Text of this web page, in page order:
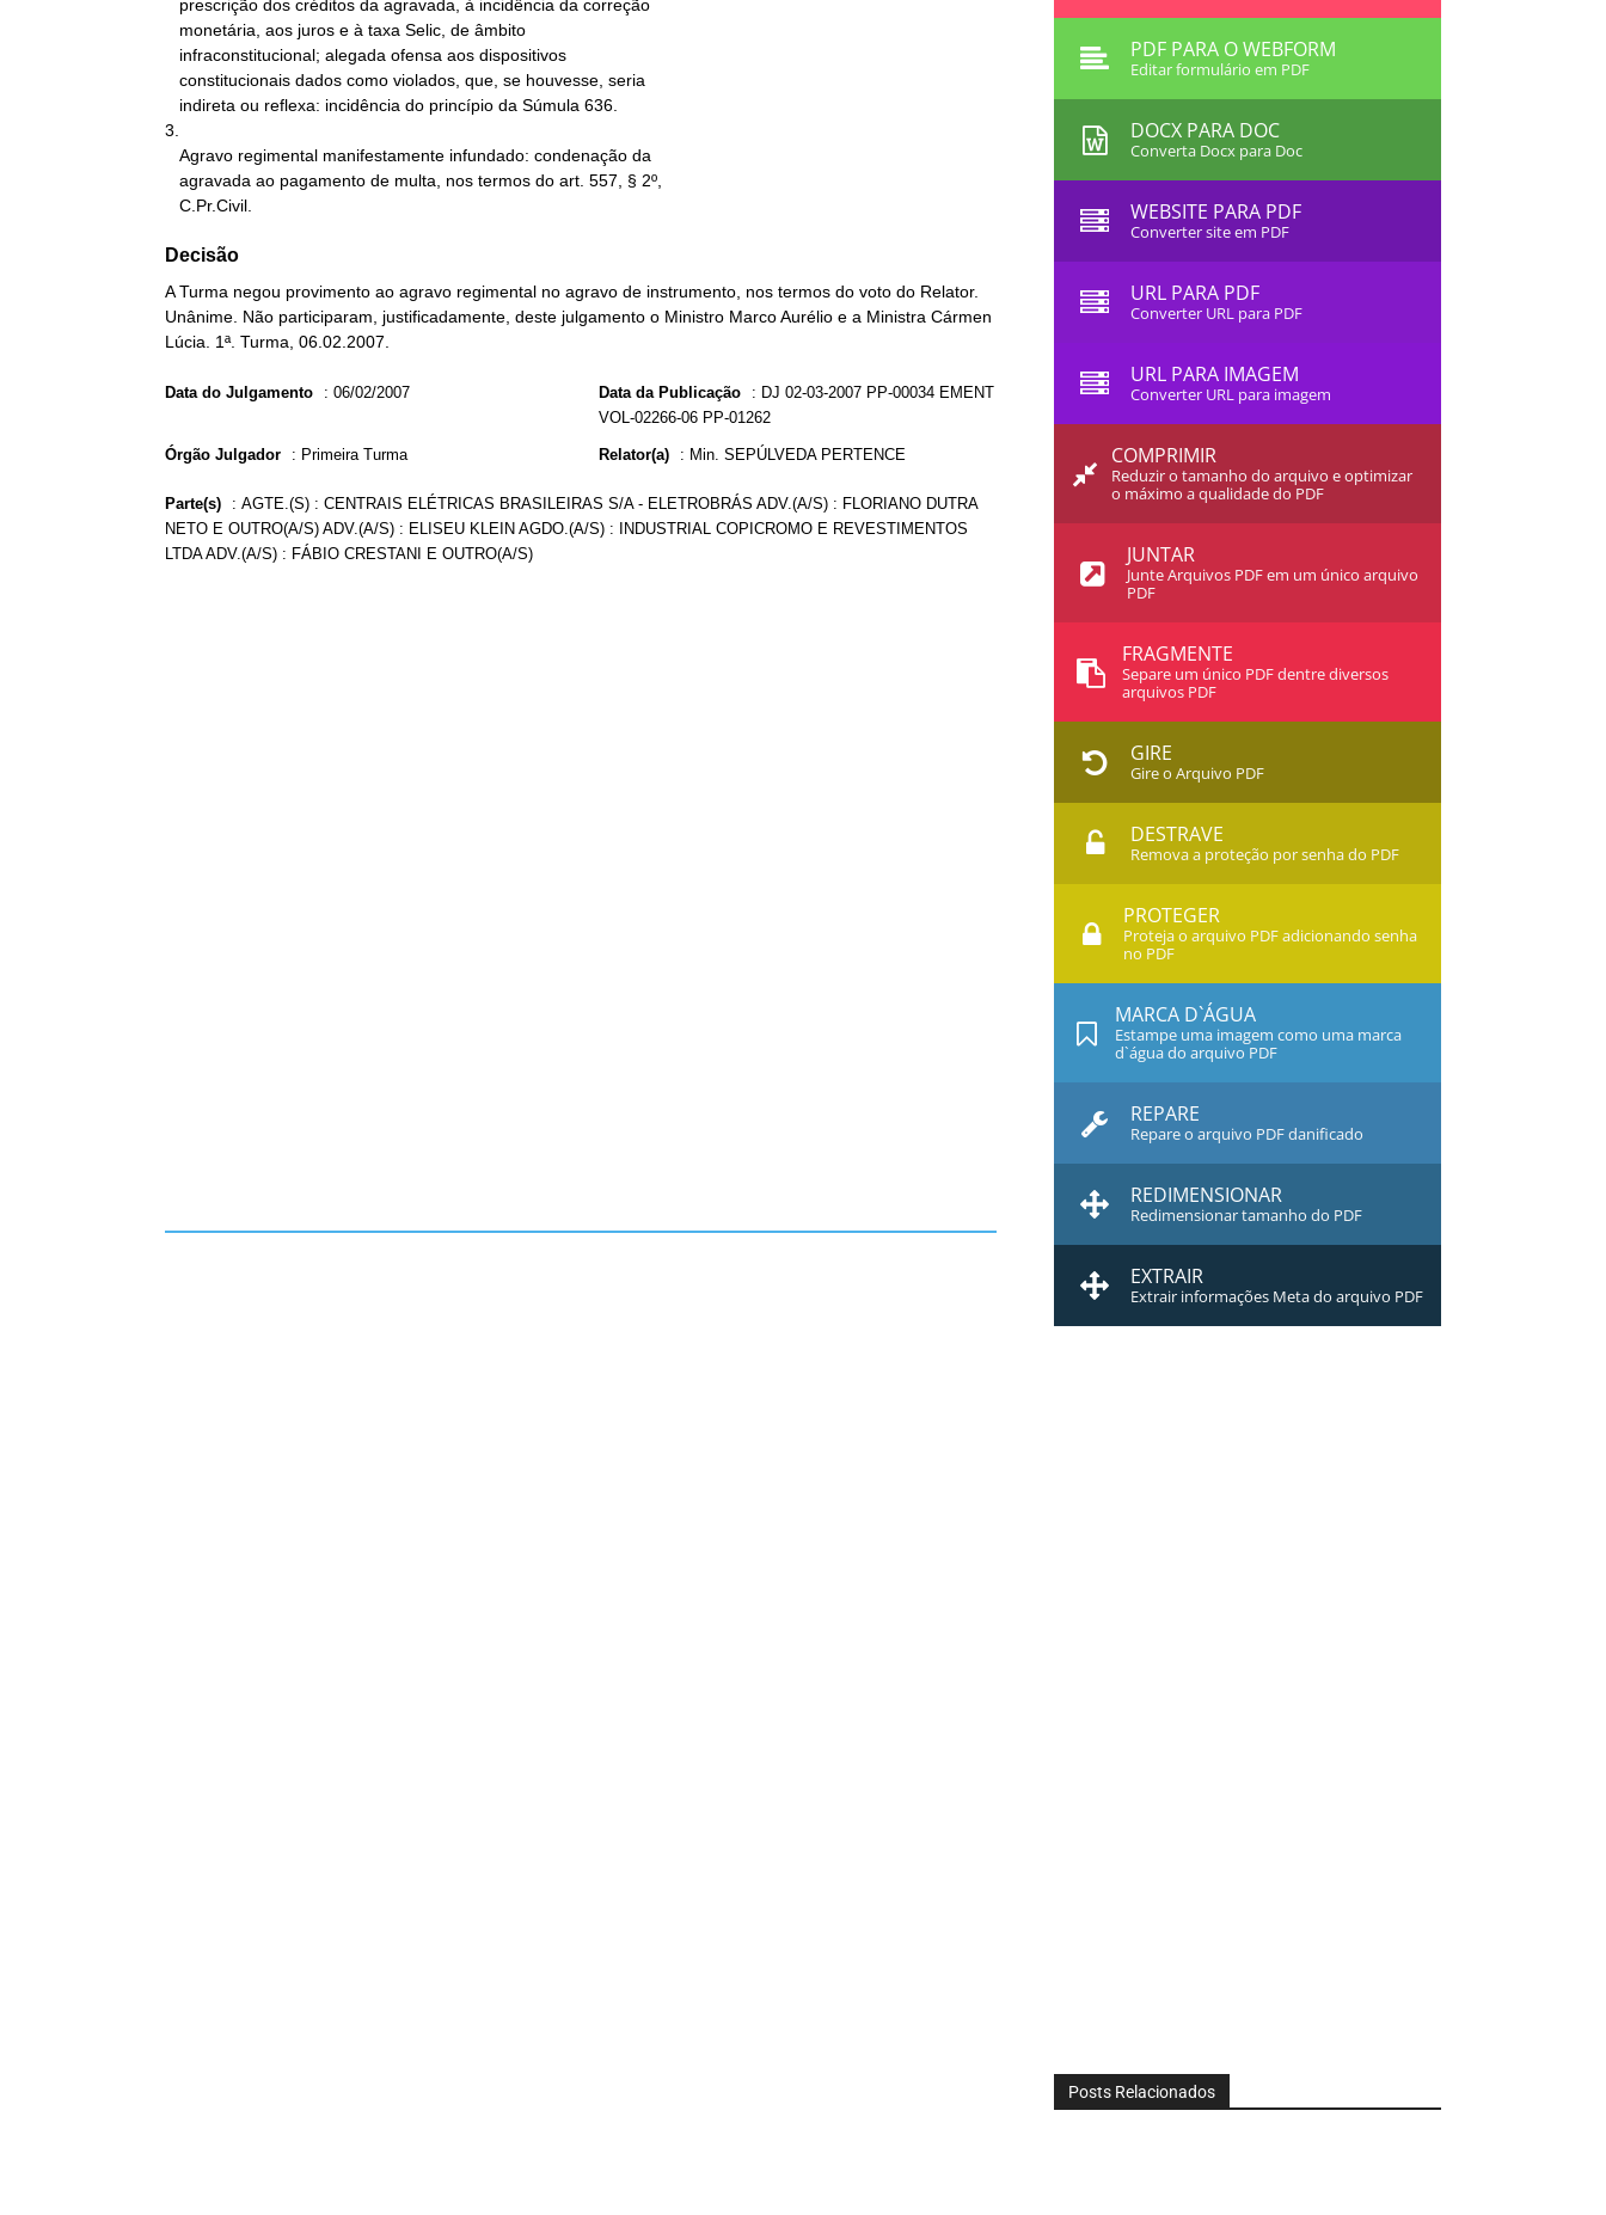
3.
   C.Pr.Civil.
Decisão
A Turma negou provimento ao agravo regimental no agravo de instrumento, nos termos do voto do Relator.
Unânime. Não participaram, justificadamente, deste julgamento o Ministro Marco Aurélio e a Ministra Cármen
Lúcia. 1ª. Turma, 06.02.2007.
Data do Julgamento : 06/02/2007 Data da Publicação : DJ 02-03-2007 PP-00034 EMENT
VOL-02266-06 PP-01262
Órgão Julgador : Primeira Turma Relator(a) : Min. SEPÚLVEDA PERTENCE
Parte(s) : AGTE.(S) : CENTRAIS ELÉTRICAS BRASILEIRAS S/A - ELETROBRÁS ADV.(A/S) : FLORIANO DUTRA
NETO E OUTRO(A/S) ADV.(A/S) : ELISEU KLEIN AGDO.(A/S) : INDUSTRIAL COPICROMO E REVESTIMENTOS
LTDA ADV.(A/S) : FÁBIO CRESTANI E OUTRO(A/S)
PDF PARA O WEBFORM
Editar formulário em PDF
DOCX PARA DOC
Converta Docx para Doc
WEBSITE PARA PDF
Converter site em PDF
URL PARA PDF
Converter URL para PDF
URL PARA IMAGEM
Converter URL para imagem
COMPRIMIR
Reduzir o tamanho do arquivo e optimizar
o máximo a qualidade do PDF
JUNTAR
Junte Arquivos PDF em um único arquivo
PDF
FRAGMENTE
Separe um único PDF dentre diversos
arquivos PDF
GIRE
Gire o Arquivo PDF
DESTRAVE
Remova a proteção por senha do PDF
PROTEGER
Proteja o arquivo PDF adicionando senha
no PDF
MARCA D`ÁGUA
Estampe uma imagem como uma marca
d`água do arquivo PDF
REPARE
Repare o arquivo PDF danificado
REDIMENSIONAR
Redimensionar tamanho do PDF
EXTRAIR
Extrair informações Meta do arquivo PDF
Posts Relacionados